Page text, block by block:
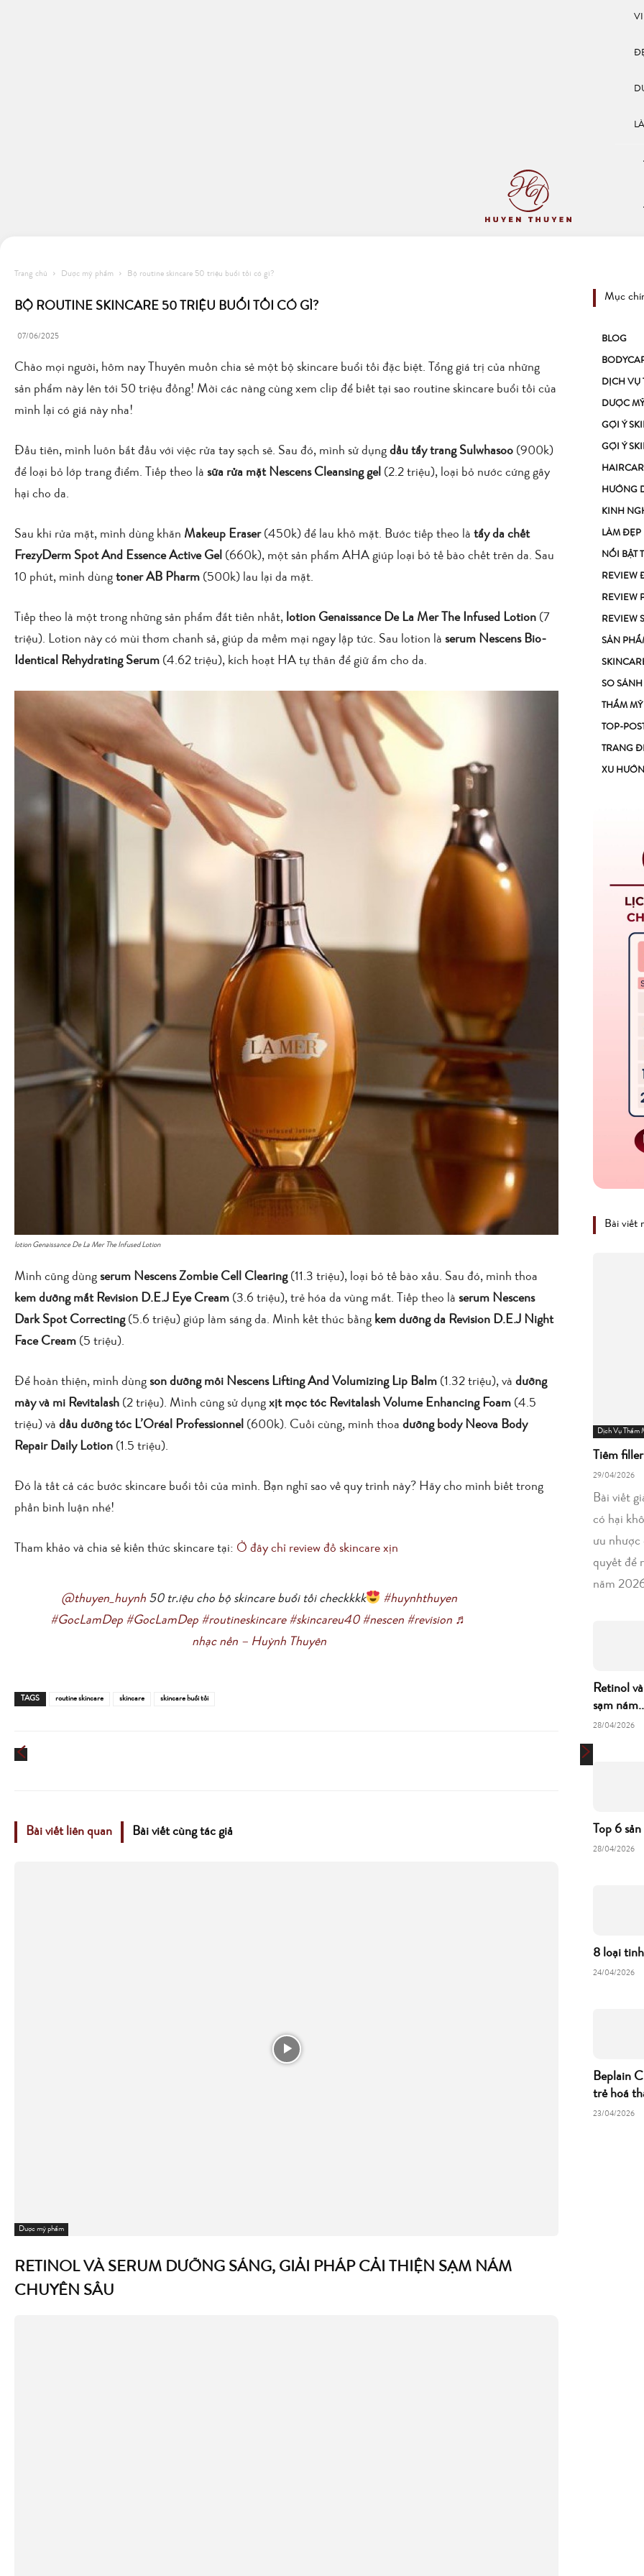
Trang chủ Dược mỹ phẩm Bộ routine skincare 50 triệu buổi tối có gì?
BỘ ROUTINE SKINCARE 50 TRIỆU BUỔI TỐI CÓ GÌ?
07/06/2025
Chào mọi người, hôm nay Thuyên muốn chia sẻ một bộ skincare buổi tối đặc biệt. Tổng giá trị của những
sản phẩm này lên tới 50 triệu đồng! Mời các nàng cùng xem clip để biết tại sao routine skincare buổi tối của
mình lại có giá này nha!
Đầu tiên, mình luôn bắt đầu với việc rửa tay sạch sẽ. Sau đó, mình sử dụng dầu tẩy trang Sulwhasoo (900k)
để loại bỏ lớp trang điểm. Tiếp theo là sữa rửa mặt Nescens Cleansing gel (2.2 triệu), loại bỏ nước cứng gây
hại cho da.
Sau khi rửa mặt, mình dùng khăn Makeup Eraser(450k) để lau khô mặt. Bước tiếp theo là tẩy da chết
FrezyDerm Spot And Essence Active Gel (660k), một sản phẩm AHA giúp loại bỏ tế bào chết trên da. Sau
10 phút, mình dùng toner AB Pharm (500k) lau lại da mặt.
Tiếp theo là một trong những sản phẩm đắt tiền nhất, lotion Genaissance De La Mer The Infused Lotion (7
triệu). Lotion này có mùi thơm chanh sả, giúp da mềm mại ngay lập tức. Sau lotion là serum Nescens Bio-
Identical Rehydrating Serum (4.62 triệu), kích hoạt HA tự thân để giữ ẩm cho da.
lotion Genaissance De La Mer The Infused Lotion
Mình cũng dùng serum Nescens Zombie Cell Clearing(11.3 triệu), loại bỏ tế bào xấu. Sau đó, mình thoa
kem dưỡng mắt Revision D.E.J Eye Cream (3.6 triệu), trẻ hóa da vùng mắt. Tiếp theo là serum Nescens
Dark Spot Correcting(5.6 triệu) giúp làm sáng da. Mình kết thúc bằng kem dưỡng da Revision D.E.J Night
Face Cream (5 triệu).
Để hoàn thiện, mình dùng son dưỡng môi Nescens Lifting And Volumizing Lip Balm (1.32 triệu), và dưỡng
mày và mi Revitalash (2 triệu). Mình cũng sử dụng xịt mọc tóc Revitalash Volume Enhancing Foam (4.5
triệu) và dầu dưỡng tóc L’Oréal Professionnel (600k). Cuối cùng, mình thoa dưỡng body Neova Body
Repair Daily Lotion (1.5 triệu).
Đó là tất cả các bước skincare buổi tối của mình. Bạn nghĩ sao về quy trình này? Hãy cho mình biết trong
phần bình luận nhé!
Tham khảo và chia sẻ kiến thức skincare tại: Ở đây chỉ review đồ skincare xịn
@thuyen_huynh50 tr.iệu cho bộ skincare buổi tối checkkkk
#huynhthuyen
#GocLamDep #GocLamDep #routineskincare #skincareu40 #nescen #revision ♬
nhạc nền – Huỳnh Thuyên
TAGS routine skincare skincare skincare buổi tối
Bài viết liên quan Bài viết cùng tác giả
Dược mỹ phẩm
RETINOL VÀ SERUM DƯỠNG SÁNG, GIẢI PHÁP CẢI THIỆN SẠM NÁM
CHUYÊN SÂU
Mục
BLOG
DỊCH VỤ
DƯỢC
GỢI Ý
GỢI Ý
HƯỚNG
KINH
LÀM ĐẸP
NỔI BẬT
REVIEW
REVIEW
REVIEW
SẢN
SO
THẨM MỸ
TOP-
TRANG
XU
Bài viết
Dịch Vụ Thẩm
Tiêm
29/04/2026
Bài viết
có hại
ưu nhược
quyết để
năm
Retinol
sạm
28/04/2026
Top 6
28/04/2026
8 loại
24/04/2026
Beplain
trẻ hoá
23/04/2026